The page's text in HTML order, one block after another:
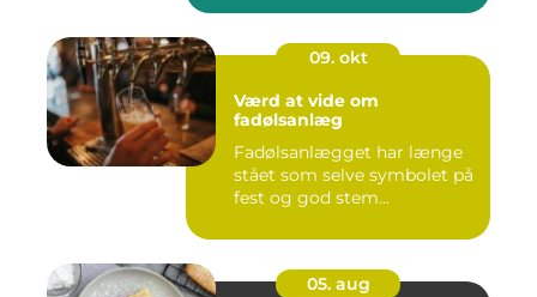
09. okt
Værd at vide om
fadølsanlæg
Fadølsanlægget har længe
stået som selve symbolet på
fest og god stem...
05. aug